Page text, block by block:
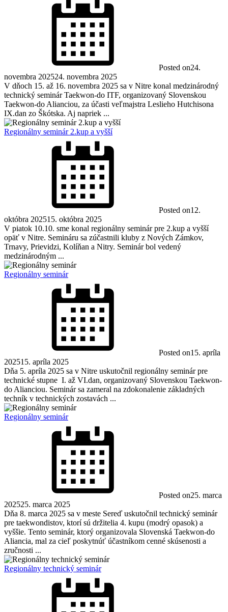
Posted on24.
novembra 202524. novembra 2025
V dňoch 15. až 16. novembra 2025 sa v Nitre konal medzinárodný
technický seminár Taekwon-do ITF, organizovaný Slovenskou
Taekwon-do Alianciou, za účasti veľmajstra Leslieho Hutchisona
IX.dan zo Škótska. Aj napriek ...
Regionálny seminár 2.kup a vyšší
Posted on12.
októbra 202515. októbra 2025
V piatok 10.10. sme konal regionálny seminár pre 2.kup a vyšší
opäť v Nitre. Semináru sa zúčastnili kluby z Nových Zámkov,
Trnavy, Prievidzi, Kolíňan a Nitry. Seminár bol vedený
medzinárodným ...
Regionálny seminár
Posted on15. apríla
202515. apríla 2025
Dňa 5. apríla 2025 sa v Nitre uskutočnil regionálny seminár pre
technické stupne I. až VI.dan, organizovaný Slovenskou Taekwon-
do Alianciou. Seminár sa zameral na zdokonalenie základných
techník v technických zostavách ...
Regionálny seminár
Posted on25. marca
202525. marca 2025
Dňa 8. marca 2025 sa v meste Sereď uskutočnil technický seminár
pre taekwondistov, ktorí sú držitelia 4. kupu (modrý opasok) a
vyššie. Tento seminár, ktorý organizovala Slovenská Taekwon-do
Aliancia, mal za cieľ poskytnúť účastníkom cenné skúsenosti a
zručnosti ...
Regionálny technický seminár